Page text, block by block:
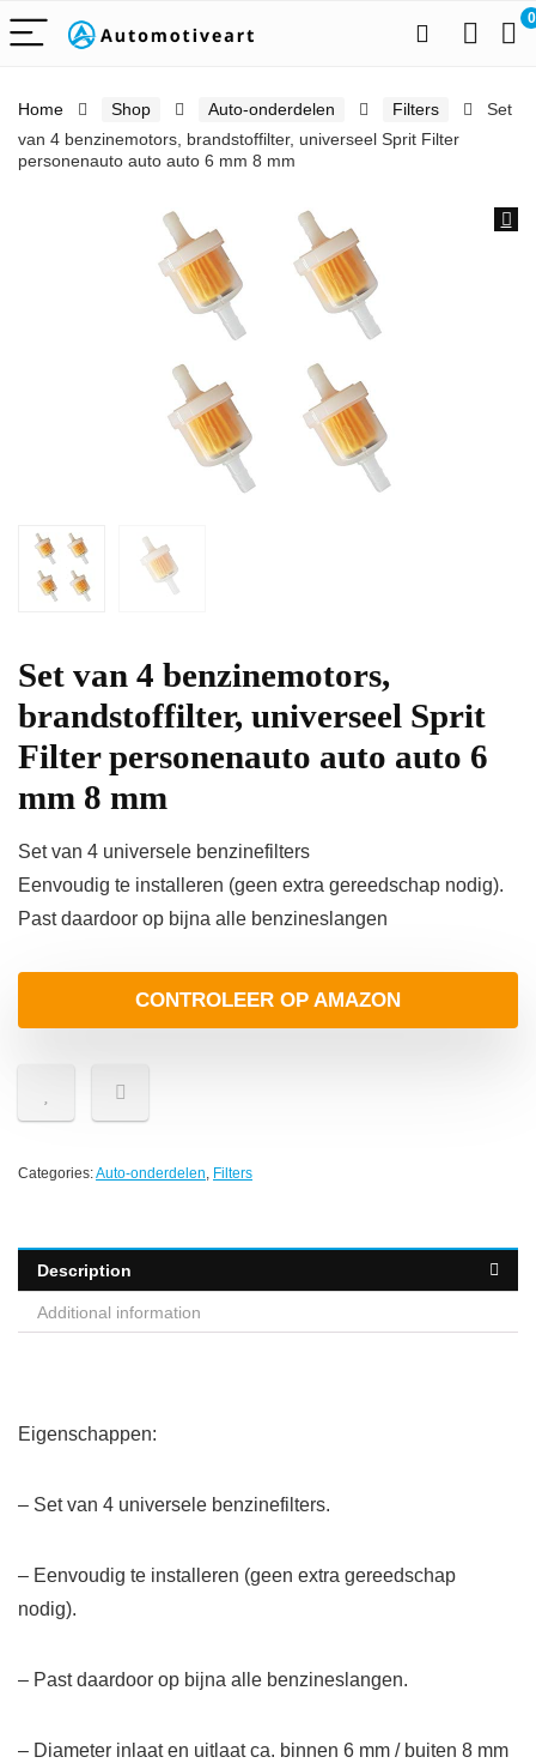
0
Home Shop Auto-onderdelen Filters
Set
van 4 benzinemotors, brandstoffilter, universeel Sprit Filter
personenauto auto auto 6 mm 8 mm
Set van 4 benzinemotors,
brandstoffilter, universeel Sprit
Filter personenauto auto auto 6
mm 8 mm
Set van 4 universele benzinefilters
Eenvoudig te installeren (geen extra gereedschap nodig).
Past daardoor op bijna alle benzineslangen
CONTROLEER OP AMAZON
Categories:Auto-onderdelen, Filters
Description
Additional information
Eigenschappen:
– Set van 4 universele benzinefilters.
– Eenvoudig te installeren (geen extra gereedschap
nodig).
– Past daardoor op bijna alle benzineslangen.
– Diameter inlaat en uitlaat ca. binnen 6 mm / buiten 8 mm